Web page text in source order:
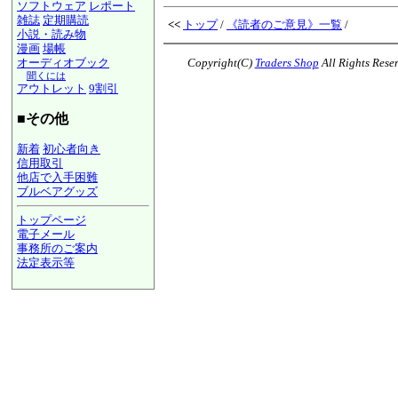
ソフトウェア レポート
雑誌 定期購読
小説・読み物
漫画 場帳
オーディオブック
聞くには
アウトレット 9割引
■その他
新着 初心者向き
信用取引
他店で入手困難
ブルベアグッズ
トップページ
電子メール
事務所のご案内
法定表示等
<< トップ/ 《読者のご意見》一覧 /
Copyright(C) Traders Shop All Rights